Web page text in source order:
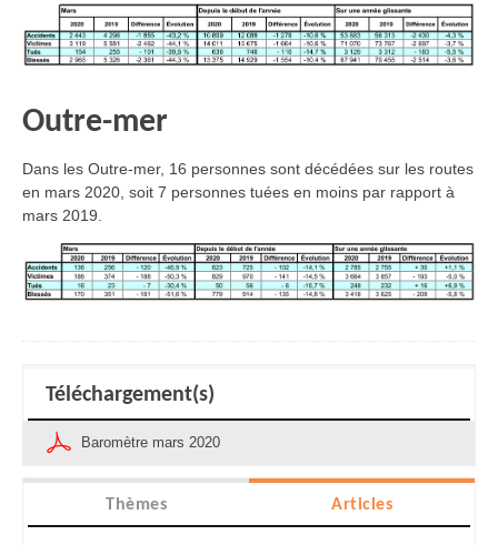
Outre-mer
Dans les Outre-mer, 16 personnes sont décédées sur les routes
en mars 2020, soit 7 personnes tuées en moins par rapport à
mars 2019.
Téléchargement(s)
Baromètre mars 2020
Thèmes Articles